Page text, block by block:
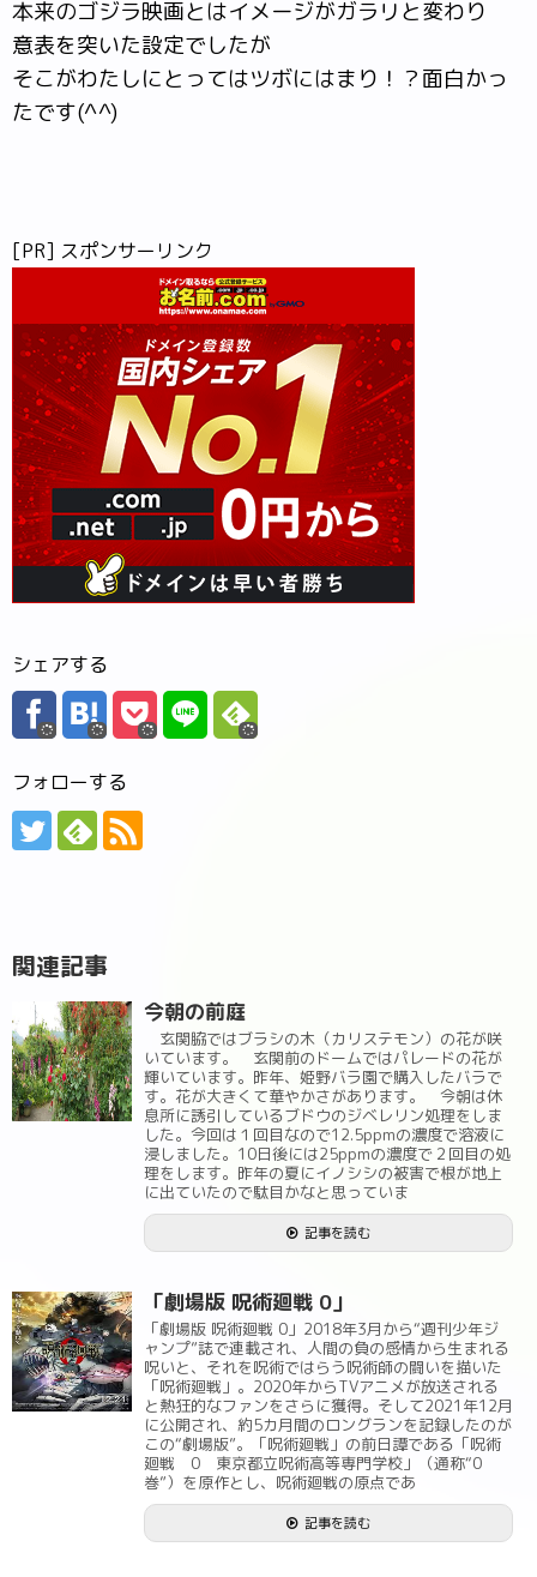
本来のゴジラ映画とはイメージがガラリと変わり
意表を突いた設定でしたが
そこがわたしにとってはツボにはまり！？面白かっ
たです(^^)
[PR] スポンサーリンク
シェアする
フォローする
関連記事
今朝の前庭
玄関脇ではブラシの木（カリステモン）の花が咲
いています。 玄関前のドームではパレードの花が
輝いています。昨年、姫野バラ園で購入したバラで
す。花が大きくて華やかさがあります。 今朝は休
息所に誘引しているブドウのジベレリン処理をしま
した。今回は１回目なので12.5ppmの濃度で溶液に
浸しました。10日後には25ppmの濃度で２回目の処
理をします。昨年の夏にイノシシの被害で根が地上
に出ていたので駄目かなと思っていま
記事を読む
「劇場版 呪術廻戦 0」
「劇場版 呪術廻戦 0」2018年3月から“週刊少年ジ
ャンプ”誌で連載され、人間の負の感情から生まれる
呪いと、それを呪術ではらう呪術師の闘いを描いた
「呪術廻戦」。2020年からTVアニメが放送される
と熱狂的なファンをさらに獲得。そして2021年12月
に公開され、約5カ月間のロングランを記録したのが
この“劇場版”。「呪術廻戦」の前日譚である「呪術
廻戦 0 東京都立呪術高等専門学校」（通称“0
巻”）を原作とし、呪術廻戦の原点であ
記事を読む